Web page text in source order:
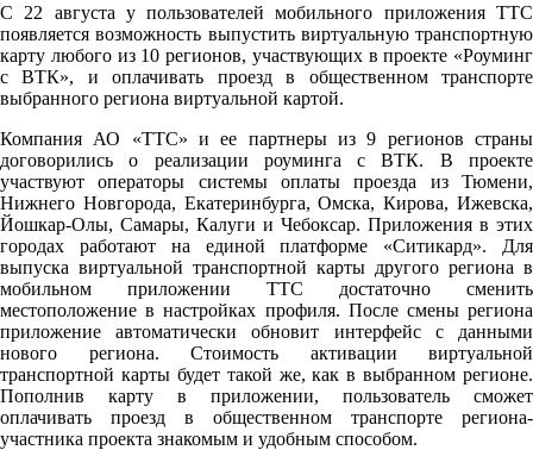
С 22 августа у пользователей мобильного приложения ТТС
появляется возможность выпустить виртуальную транспортную
карту любого из 10 регионов, участвующих в проекте «Роуминг
с ВТК», и оплачивать проезд в общественном транспорте
выбранного региона виртуальной картой.
Компания АО «ТТС» и ее партнеры из 9 регионов страны
договорились о реализации роуминга с ВТК. В проекте
участвуют операторы системы оплаты проезда из Тюмени,
Нижнего Новгорода, Екатеринбурга, Омска, Кирова, Ижевска,
Йошкар-Олы, Самары, Калуги и Чебоксар. Приложения в этих
городах работают на единой платформе «Ситикард». Для
выпуска виртуальной транспортной карты другого региона в
мобильном приложении ТТС достаточно сменить
местоположение в настройках профиля. После смены региона
приложение автоматически обновит интерфейс с данными
нового региона. Стоимость активации виртуальной
транспортной карты будет такой же, как в выбранном регионе.
Пополнив карту в приложении, пользователь сможет
оплачивать проезд в общественном транспорте региона-
участника проекта знакомым и удобным способом.